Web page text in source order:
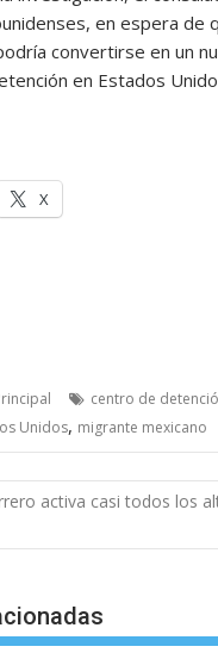
en espera de
convertirse en un
en Estados
X
centro de
Unidos, migrante mexicano
activa casi todos los